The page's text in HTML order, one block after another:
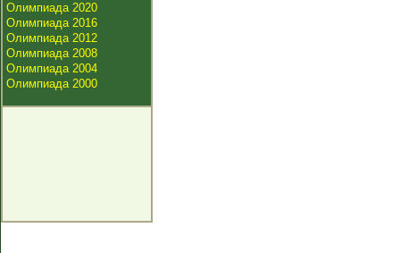
Олимпиада 2020
Олимпиада 2016
Олимпиада 2012
Олимпиада 2008
Олимпиада 2004
Олимпиада 2000